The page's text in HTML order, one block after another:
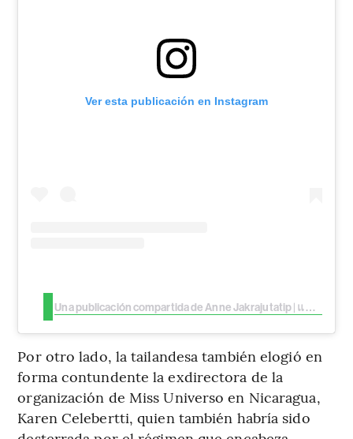
Ver esta publicación en Instagram
Una publicación compartida de Anne Jakrajutatip | แอน จักรพงษ์ (@annejkn.official)
Por otro lado, la tailandesa también elogió en
forma contundente la exdirectora de la
organización de Miss Universo en Nicaragua,
Karen Celebertti, quien también habría sido